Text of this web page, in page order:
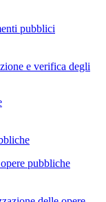
pubblici
e verifica degli
pubbliche